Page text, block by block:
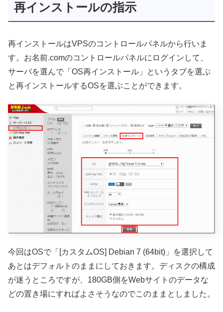
再インストールの指示
再インストールはVPSのコントロールパネルから行いま
す。お名前.comのコントロールパネルにログインして、
サーバを選んで「OS再インストール」というタブを選ぶ
と再インストールするOSを選ぶことができます。
今回はOSで「[カスタムOS] Debian 7 (64bit)」を選択して
あとはデフォルトのままにしておきます。ディスクの構成
が迷うところですが、180GB側をWebサイトのデータな
どの置き場にすればよさそうなのでこのままとしました。